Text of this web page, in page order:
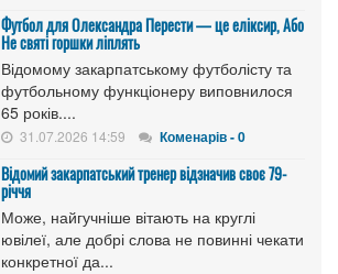
Футбол для Олександра Перести — це еліксир, Або
Не святі горшки ліплять
Відомому закарпатському футболісту та
футбольному функціонеру виповнилося
65 років....
31.07.2026 14:59 Коменарів - 0
Відомий закарпатський тренер відзначив своє 79-
річчя
Може, найгучніше вітають на круглі
ювілеї, але добрі слова не повинні чекати
конкретної да...